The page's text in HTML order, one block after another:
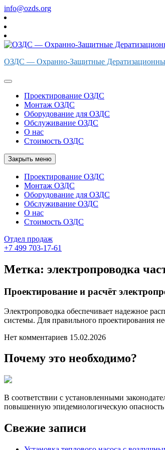
Перейти
к
содержимому
info@ozds.org
ОЗДС — Охранно-Защитные
Проектирование ОЗДС
Монтаж ОЗДС
Оборудование для ОЗДС
Обслуживание ОЗДС
О нас
Стоимость ОЗДС
Закрыть меню
Проектирование ОЗДС
Монтаж ОЗДС
Оборудование для ОЗДС
Обслуживание ОЗДС
О нас
Стоимость ОЗДС
Отдел продаж
+7 499 703-17-61
Метка: электропроводка
Проектирование и расчёт
Электропроводка обеспечивает надежное
системы. Для правильного проектирования
Нет комментариев 15.02.2026
Почему это необходимо?
В соответствии с установленными
повышенную эпидемиологическую
Свежие записи